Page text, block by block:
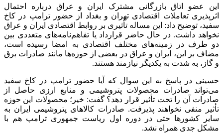
این عضو اتاق بازرگانی مشترک ایران و عراق درباره احتمال
اثرپذیری تعاملات اقتصادی تهران و بغداد از حضور ترامپ در کاخ
سفید، توضیح داد: این مساله تأثیری بر روابط اقتصادی ایران و عراق
نخواهد داشت. در حال حاضر قرارداد یا تفاهم‌نامه‌های متعددی بین
دو طرف در زمینه‌های مختلف اقتصادی به امضا رسیده است،
مضاف بر این، ایران و عراق در بعضی از حوزه‌ها مانند صادرات برق
و گاز، به شدت به یکدیگر نیازمند هستند.
حسینی در پاسخ به این سوال که آیا حضور ترامپ در کاخ سفید
می‌تواند صادرات محصولات پتروشیمی و منابع ارزی حاصل از
صادرات آن را تحت تأثیر قرار دهد؟ گفت: خیر؛ محصولات این حوزه
تأثیر منفی نخواهند پذیرفت. صادرات کالاهای پتروشیمی ایران به
سایر کشورها حتی در دوره اول ریاست جمهوری ترامپ هم با
مشکل جدی همراه نشد.